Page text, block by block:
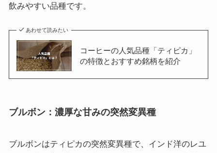
飲みやすい品種です。
あわせて読みたい
コーヒーの人気品種「ティピカ」
の特徴とおすすめ銘柄を紹介
ブルボン：濃厚な甘みの突然変異種
ブルボンはティピカの突然変異種で、インド洋のレユ